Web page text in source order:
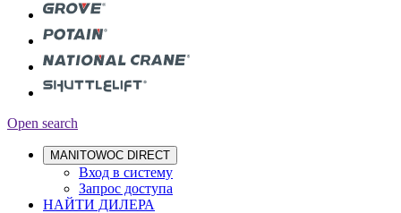
Open search
MANITOWOC DIRECT
Вход в систему
Запрос доступа
НАЙТИ ДИЛЕРА